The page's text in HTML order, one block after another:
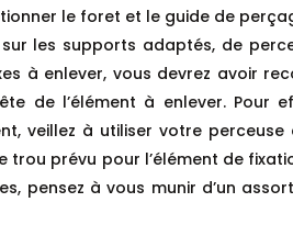
le foret et le guide de
les supports adaptés, de
à enlever, vous devrez avoir
de l’élément à enlever. Pour
veillez à utiliser votre perceuse
prévu pour l’élément de
pensez à vous munir d’un